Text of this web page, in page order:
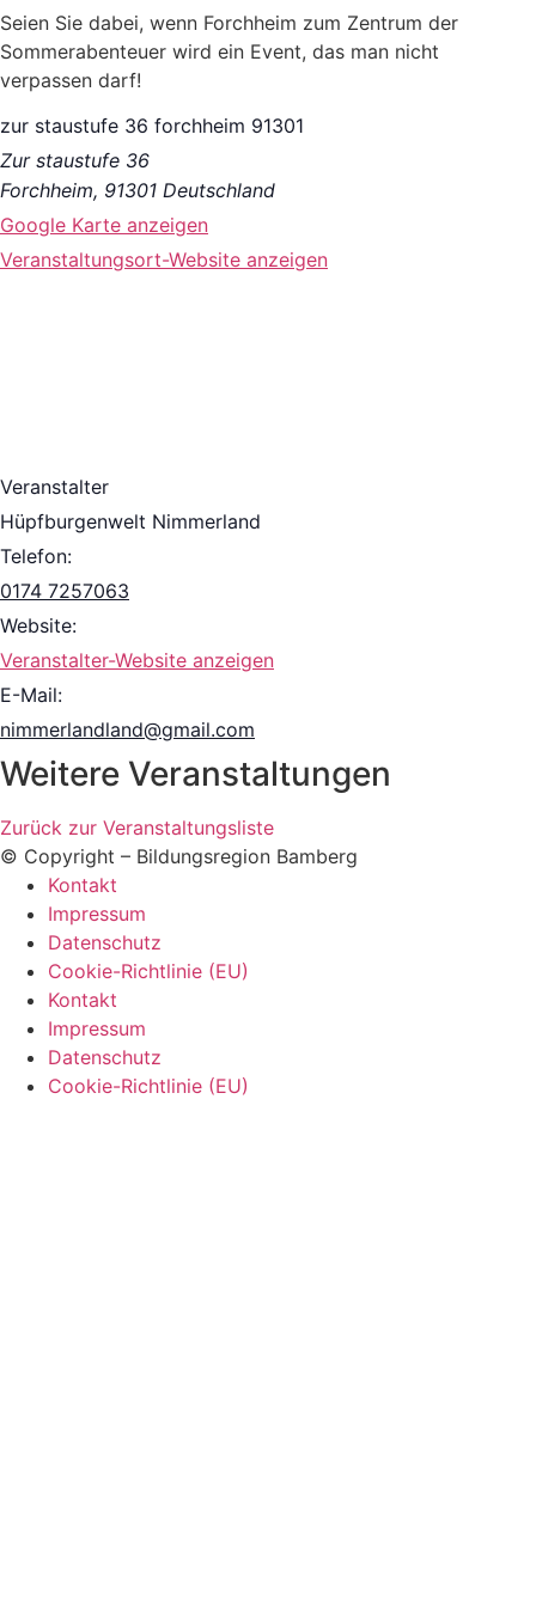
Seien Sie dabei, wenn Forchheim zum Zentrum der
Sommerabenteuer wird ein Event, das man nicht
verpassen darf!
zur staustufe 36 forchheim 91301
Zur staustufe 36
Forchheim, 91301 Deutschland
Google Karte anzeigen
Veranstaltungsort-Website anzeigen
Veranstalter
Hüpfburgenwelt Nimmerland
Telefon:
0174 7257063
Website:
Veranstalter-Website anzeigen
E-Mail:
nimmerlandland@gmail.com
Weitere Veranstaltungen
Zurück zur Veranstaltungsliste
© Copyright – Bildungsregion Bamberg
Kontakt
Impressum
Datenschutz
Cookie-Richtlinie (EU)
Kontakt
Impressum
Datenschutz
Cookie-Richtlinie (EU)